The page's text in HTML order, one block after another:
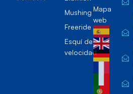
Mushing
Freeride
Esquí de
velocidad
Mapa
web